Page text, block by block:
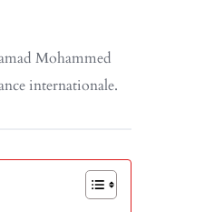
Mohammed
internationale.